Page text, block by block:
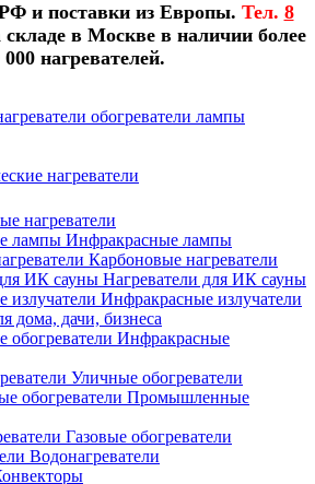
и поставки из Европы. Тел. 8
в Москве в наличии более
000 нагревателей.
обогреватели лампы
нагреватели
нагреватели
Инфракрасные лампы
Карбоновые нагреватели
Нагреватели для ИК сауны
Инфракрасные излучатели
дома, дачи, бизнеса
Инфракрасные
Уличные обогреватели
Промышленные
Газовые обогреватели
Водонагреватели